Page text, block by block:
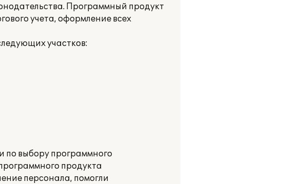
Программный продукт
учета, оформление всех
участков:
по выбору программного
продукта
персонала, помогли